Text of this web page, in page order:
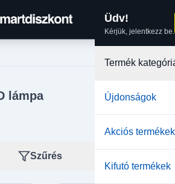
Üdv!
Kérjük, jelentkezz be.
Termék
Újdonságok
Akciós termékek
Kifutó termékek
lámpa
Szűrés